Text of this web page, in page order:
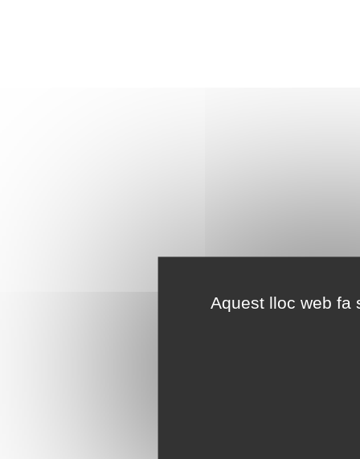
Aquest lloc web fa